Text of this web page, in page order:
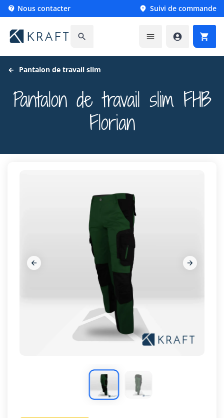
 Nous contacter  Suivi de commande
   
Pantalon de travail slim
Pantalon de travail slim FHB
Florian
 
 